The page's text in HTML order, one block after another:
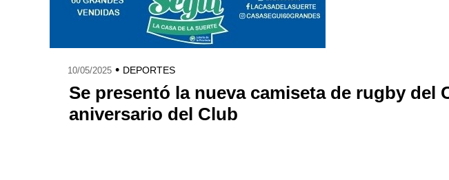
10/05/2025 • DEPORTES
Se presentó la nueva camiseta de rugby del
aniversario del Club